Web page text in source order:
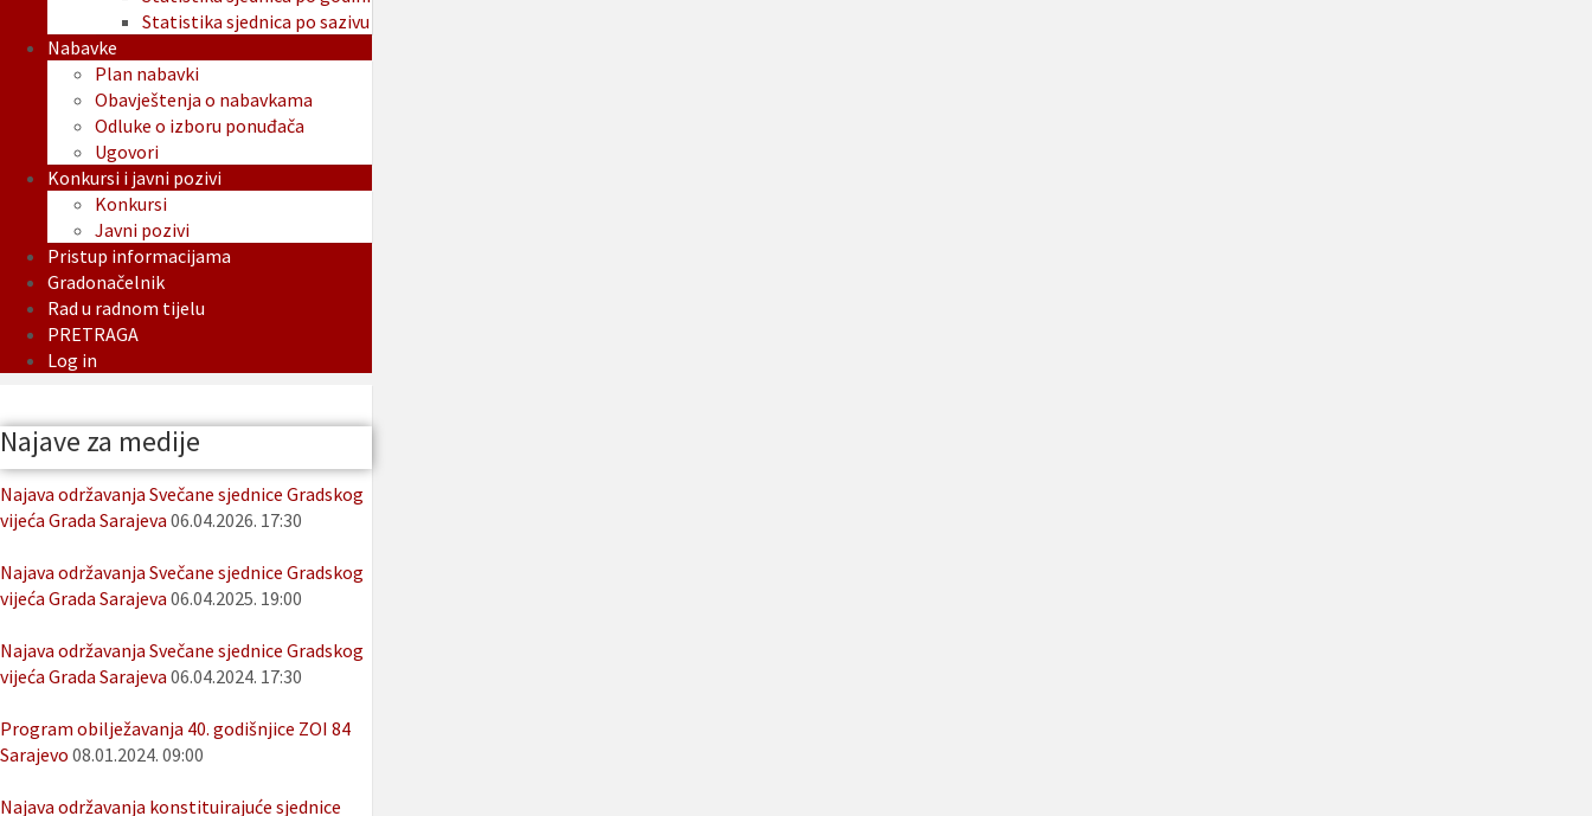
Statistika sjednica po sazivu
Nabavke
Plan nabavki
Obavještenja o nabavkama
Odluke o izboru ponuđača
Ugovori
Konkursi i javni pozivi
Konkursi
Javni pozivi
Pristup informacijama
Gradonačelnik
Rad u radnom tijelu
PRETRAGA
Log in
Najave za medije
Najava održavanja Svečane sjednice Gradskog
vijeća Grada Sarajeva 06.04.2026. 17:30
Najava održavanja Svečane sjednice Gradskog
vijeća Grada Sarajeva 06.04.2025. 19:00
Najava održavanja Svečane sjednice Gradskog
vijeća Grada Sarajeva 06.04.2024. 17:30
Program obilježavanja 40. godišnjice ZOI 84
Sarajevo 08.01.2024. 09:00
Najava održavanja konstituirajuće sjednice